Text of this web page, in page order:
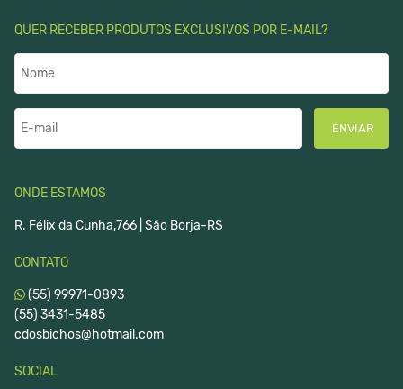
QUER RECEBER PRODUTOS EXCLUSIVOS POR E-MAIL?
ENVIAR
ONDE ESTAMOS
R. Félix da Cunha,766 | São Borja-RS
CONTATO
(55) 99971-0893
(55) 3431-5485
cdosbichos@hotmail.com
SOCIAL